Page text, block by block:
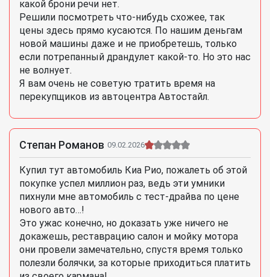
какой брони речи нет.
Решили посмотреть что-нибудь схожее, так
цены здесь прямо кусаются. По нашим деньгам
новой машины даже и не приобретешь, только
если потрепанный драндулет какой-то. Но это нас
не волнует.
Я вам очень не советую тратить время на
перекупщиков из автоцентра Автостайл.
Степан Романов 09.02.2026
Купил тут автомобиль Киа Рио, пожалеть об этой
покупке успел миллион раз, ведь эти умники
пихнули мне автомобиль с тест-драйва по цене
нового авто…!
Это ужас конечно, но доказать уже ничего не
докажешь, реставрацию салон и мойку мотора
они провели замечательно, спустя время только
полезли болячки, за которые приходиться платить